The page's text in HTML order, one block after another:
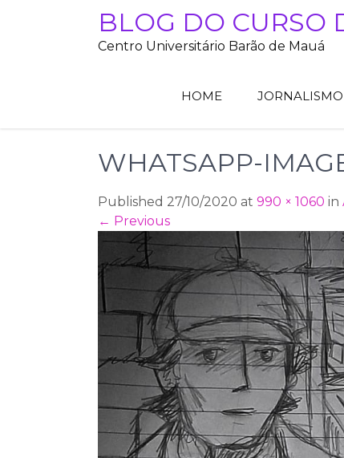
BLOG DO CURSO
Centro Universitário Barão de Mauá
HOME JORNALISMO
WHATSAPP-
Published 27/10/2020 at 990 × 1060 in
← Previous